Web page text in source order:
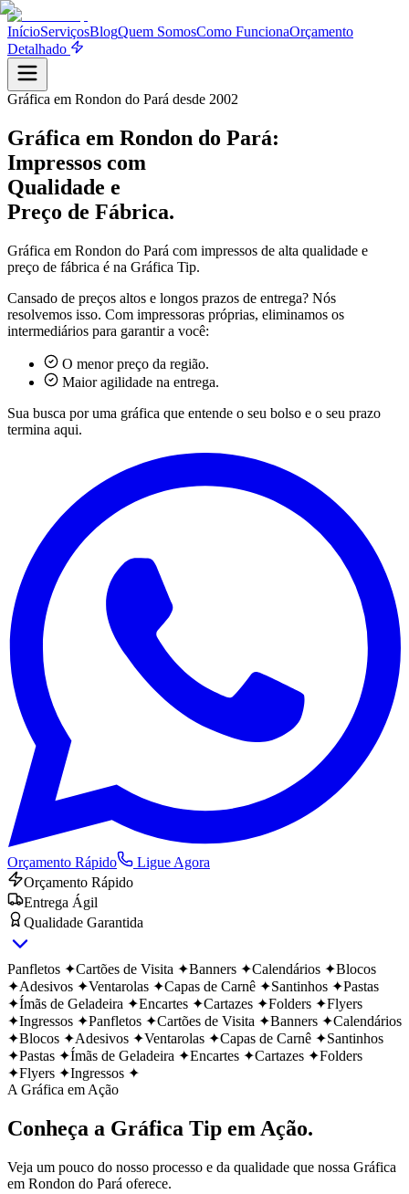
InícioServiçosBlogQuem SomosComo FuncionaOrçamento
Detalhado
Gráfica em Rondon do Pará desde 2002
Gráfica em Rondon do Pará:
Impressos com
Qualidade e
Preço de Fábrica.
Gráfica em Rondon do Pará com impressos de alta qualidade e
preço de fábrica é na Gráfica Tip.
Cansado de preços altos e longos prazos de entrega? Nós
resolvemos isso. Com impressoras próprias, eliminamos os
intermediários para garantir a você:
O menor preço da região.
Maior agilidade na entrega.
Sua busca por uma gráfica que entende o seu bolso e o seu prazo
termina aqui.
Orçamento Rápido
Ligue Agora
Orçamento Rápido
Entrega Ágil
Qualidade Garantida
Panfletos ✦Cartões de Visita ✦Banners ✦Calendários ✦Blocos
✦Adesivos ✦Ventarolas ✦Capas de Carnê ✦Santinhos ✦Pastas
✦Ímãs de Geladeira ✦Encartes ✦Cartazes ✦Folders ✦Flyers
✦Ingressos ✦Panfletos ✦Cartões de Visita ✦Banners ✦Calendários
✦Blocos ✦Adesivos ✦Ventarolas ✦Capas de Carnê ✦Santinhos
✦Pastas ✦Ímãs de Geladeira ✦Encartes ✦Cartazes ✦Folders
✦Flyers ✦Ingressos ✦
A Gráfica em Ação
Conheça a Gráfica Tip em Ação.
Veja um pouco do nosso processo e da qualidade que nossa Gráfica
em Rondon do Pará oferece.